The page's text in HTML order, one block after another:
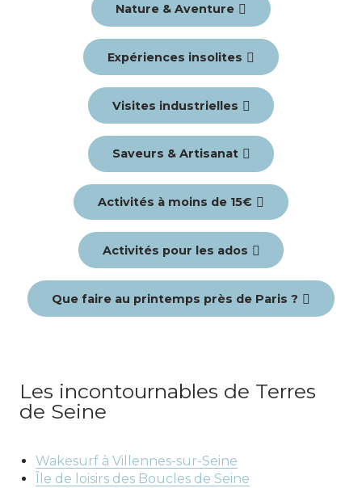
Nature & Aventure
Expériences insolites
Visites industrielles
Saveurs & Artisanat
Activités à moins de 15€
Activités pour les ados
Que faire au printemps près de Paris ?
Les incontournables de Terres
de Seine
Wakesurf à Villennes-sur-Seine
Île de loisirs des Boucles de Seine